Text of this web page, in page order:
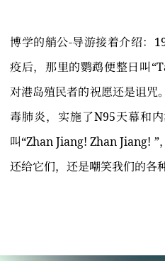
博学的艄公-导游接着介绍：
疫后，那里的鹦鹉便整日叫
对港岛殖民者的祝愿还是诅咒
毒肺炎，实施了N95天幕和
叫“Zhan Jiang! Zhan Jiang!
还给它们，还是嘲笑我们的各